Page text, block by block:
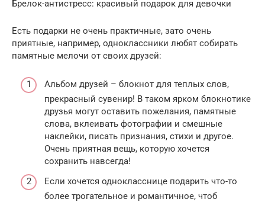
Брелок-антистресс: красивый подарок для девочки
Есть подарки не очень практичные, зато очень
приятные, например, одноклассники любят собирать
памятные мелочи от своих друзей:
Альбом друзей – блокнот для теплых слов,
прекрасный сувенир! В таком ярком блокнотике
друзья могут оставить пожелания, памятные
слова, вклеивать фотографии и смешные
наклейки, писать признания, стихи и другое.
Очень приятная вещь, которую хочется
сохранить навсегда!
Если хочется однокласснице подарить что-то
более трогательное и романтичное, чтоб